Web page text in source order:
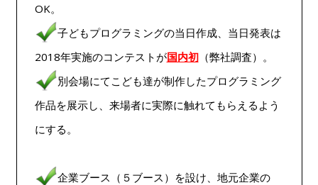
OK。
子どもプログラミングの当日作成、当日発表は
2018年実施のコンテストが国内初（弊社調査）。
別会場にてこども達が制作したプログラミング
作品を展示し、来場者に実際に触れてもらえるよう
にする。
企業ブース（５ブース）を設け、地元企業の